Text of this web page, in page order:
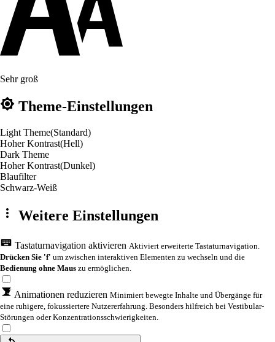
Sehr groß
Theme-Einstellungen
Light Theme(Standard)
Hoher Kontrast(Hell)
Dark Theme
Hoher Kontrast(Dunkel)
Blaufilter
Schwarz-Weiß
Weitere Einstellungen
Tastaturnavigation aktivieren Aktiviert erweiterte Tastaturnavigation.
Drücken Sie 'f' um zwischen interaktiven Elementen zu wechseln und die
Bedienung ohne Maus zu ermöglichen.
Animationen reduzieren Minimiert bewegte Inhalte und Übergänge für
eine ruhigere, fokussiertere Nutzererfahrung. Besonders hilfreich bei Vestibular-
Störungen oder Konzentrationsschwierigkeiten.